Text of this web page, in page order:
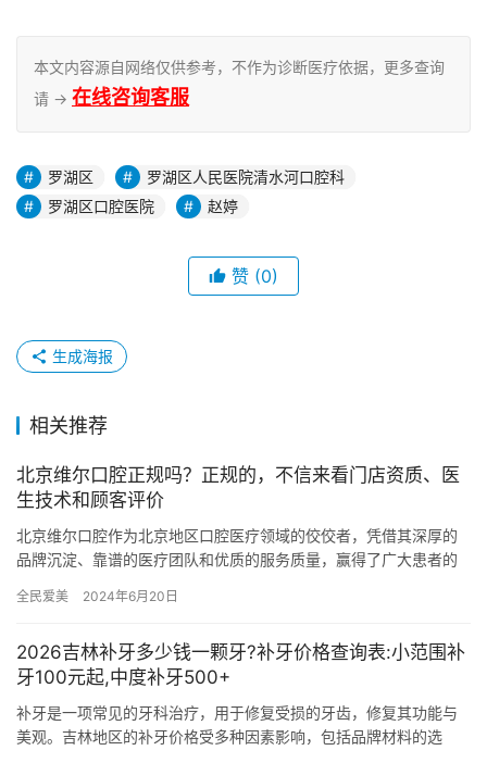
本文内容源自网络仅供参考，不作为诊断医疗依据，更多查询
请 → 在线咨询客服
罗湖区
罗湖区人民医院清水河口腔科
罗湖区口腔医院
赵婷
赞 (0)
生成海报
相关推荐
北京维尔口腔正规吗？正规的，不信来看门店资质、医
生技术和顾客评价
北京维尔口腔作为北京地区口腔医疗领域的佼佼者，凭借其深厚的
品牌沉淀、靠谱的医疗团队和优质的服务质量，赢得了广大患者的
资质、…
全民爱美 2024年6月20日
2026吉林补牙多少钱一颗牙?补牙价格查询表:小范围补
牙100元起,中度补牙500+
补牙是一项常见的牙科治疗，用于修复受损的牙齿，修复其功能与
美观。吉林地区的补牙价格受多种因素影响，包括品牌材料的选